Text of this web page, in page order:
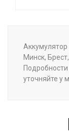
Аккумулятор
Минск,
уточняйте у